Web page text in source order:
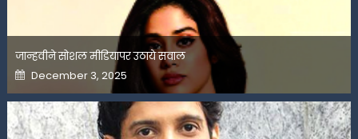
जान्हवीने सोशल मीडियापर उठाये सवाल
Posted
on
December 3, 2025